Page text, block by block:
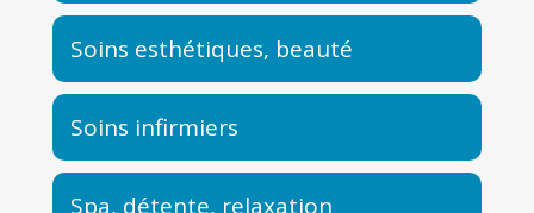
Soins esthétiques, beauté
Soins infirmiers
Spa, détente, relaxation